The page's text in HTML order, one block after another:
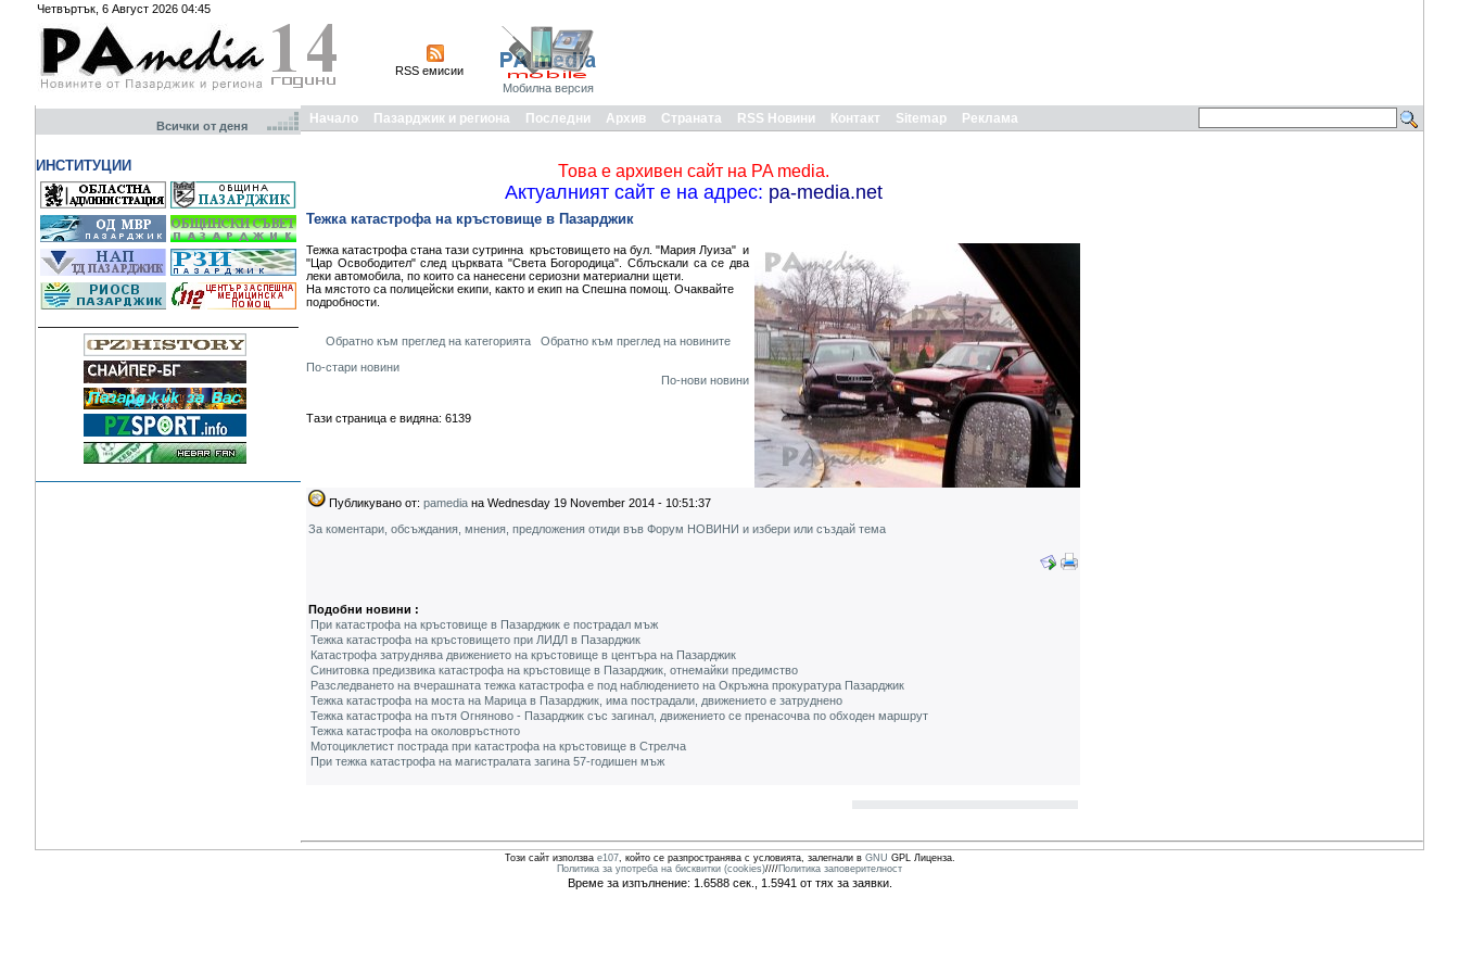
Четвъртък, 6 Август 2026 04:45
RSS емисии
Мобилна версия
Всички от деня
ИНСТИТУЦИИ
Начало Пазарджик и региона Последни Архив Страната RSS Новини Контакт Sitemap Реклама
Това е архивен сайт на PA media.
Актуалният сайт е на адрес: pa-media.net
Тежка катастрофа на кръстовище в Пазарджик
Тежка катастрофа стана тази сутринна кръстовището на бул. "Мария Луиза" и
"Цар Освободител" след църквата "Света Богородица". Сблъскали са се два
леки автомобила, по които са нанесени сериозни материални щети.
На мястото са полицейски екипи, както и екип на Спешна помощ. Очаквайте
подробности.
Обратно към преглед на категорията
Обратно към преглед на новините
По-стари новини
По-нови новини
Тази страница е видяна: 6139
Публикувано от: pamedia на Wednesday 19 November 2014 - 10:51:37
За коментари, обсъждания, мнения, предложения отиди във Форум НОВИНИ и избери или създай тема
Подобни новини :
При катастрофа на кръстовище в Пазарджик е пострадал мъж
Тежка катастрофа на кръстовището при ЛИДЛ в Пазарджик
Катастрофа затруднява движението на кръстовище в центъра на Пазарджик
Синитовка предизвика катастрофа на кръстовище в Пазарджик, отнемайки предимство
Разследването на вчерашната тежка катастрофа е под наблюдението на Окръжна прокуратура Пазарджик
Тежка катастрофа на моста на Марица в Пазарджик, има пострадали, движението е затруднено
Тежка катастрофа на пътя Огняново - Пазарджик със загинал, движението се пренасочва по обходен маршрут
Тежка катастрофа на околовръстното
Мотоциклетист пострада при катастрофа на кръстовище в Стрелча
При тежка катастрофа на магистралата загина 57-годишен мъж
Този сайт използва e107, който се разпространява с условията, залегнали в GNU GPL Лиценза.
Политика за употреба на бисквитки (cookies)////Политика заповерителност
Време за изпълнение: 1.6588 сек., 1.5941 от тях за заявки.